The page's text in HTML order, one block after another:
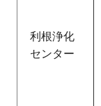
利根浄化
センター